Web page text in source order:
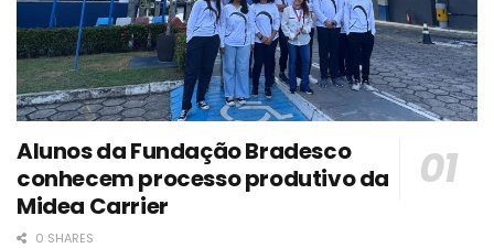
Alunos da Fundação Bradesco
conhecem processo produtivo da
Midea Carrier
0 SHARES